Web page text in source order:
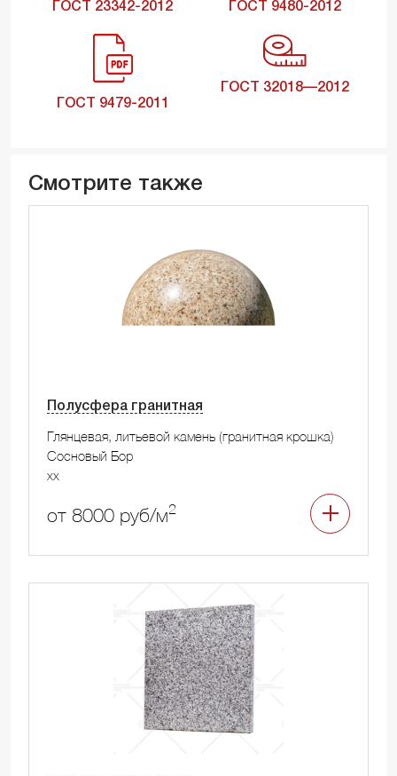
ГОСТ 23342-2012 ГОСТ 9480-2012
ГОСТ 9479-2011
ГОСТ 32018—2012
Смотрите также
Полусфера гранитная
Глянцевая, литьевой камень (гранитная крошка)
Сосновый Бор
xx
от 8000 руб/м2